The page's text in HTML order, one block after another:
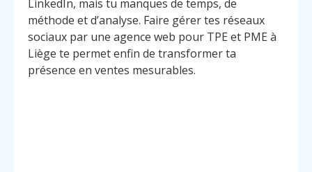
LinkedIn, mais tu manques de temps, de
méthode et d’analyse. Faire gérer tes réseaux
sociaux par une agence web pour TPE et PME à
Liège te permet enfin de transformer ta
présence en ventes mesurables.